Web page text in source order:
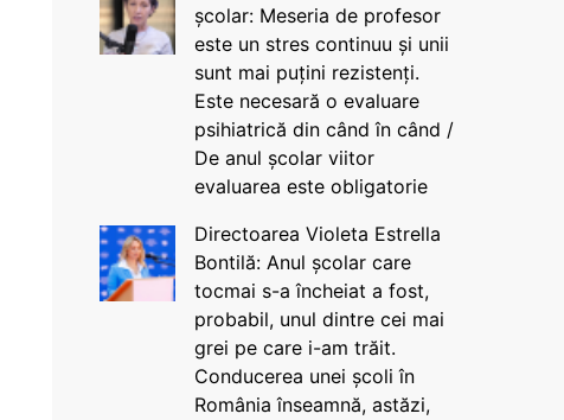
școlar: Meseria de profesor
este un stres continuu și unii
sunt mai puțini rezistenți.
Este necesară o evaluare
psihiatrică din când în când /
De anul școlar viitor
evaluarea este obligatorie
Directoarea Violeta Estrella
Bontilă: Anul școlar care
tocmai s-a încheiat a fost,
probabil, unul dintre cei mai
grei pe care i-am trăit.
Conducerea unei școli în
România înseamnă, astăzi,